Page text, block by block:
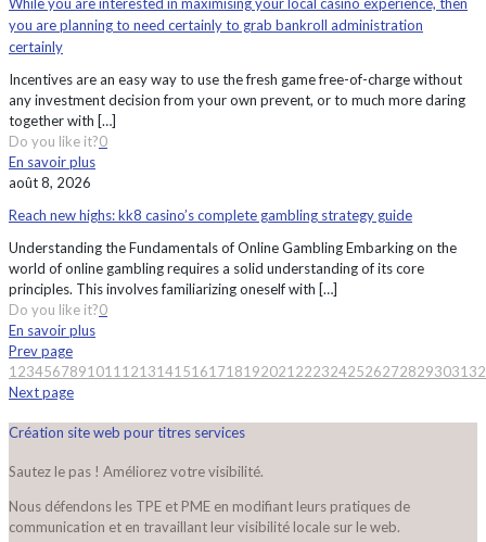
you are planning to need certainly to grab bankroll administration
certainly
Incentives are an easy way to use the fresh game free-of-charge without
any investment decision from your own prevent, or to much more daring
together with […]
Do you like it?0
En savoir plus
août 8, 2026
Reach new highs: kk8 casino’s complete gambling strategy guide
Understanding the Fundamentals of Online Gambling Embarking on the
world of online gambling requires a solid understanding of its core
principles. This involves familiarizing oneself with […]
Do you like it?0
En savoir plus
Prev page
1234567891011121314151617181920212223242526272829303132
Next page
Création site web pour titres services
Sautez le pas ! Améliorez votre visibilité.
Nous défendons les TPE et PME en modifiant leurs pratiques de
communication et en travaillant leur visibilité locale sur le web.